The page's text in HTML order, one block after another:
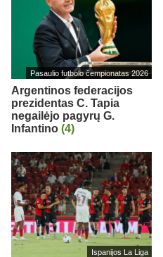
Pasaulio futbolo čempionatas 2026
Argentinos federacijos
prezidentas C. Tapia
negailėjo pagyrų G.
Infantino (4)
Ispanijos La Liga